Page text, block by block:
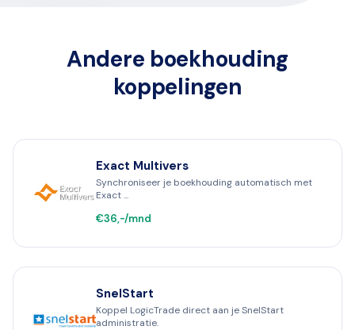
Andere boekhouding
koppelingen
Exact Multivers
Synchroniseer je boekhouding automatisch met
Exact ...
€36,-/mnd
SnelStart
Koppel LogicTrade direct aan je SnelStart
administratie.